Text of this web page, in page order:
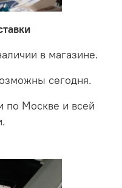
поломки и
освещения.
в магазине.
сегодня.
по Москве и всей